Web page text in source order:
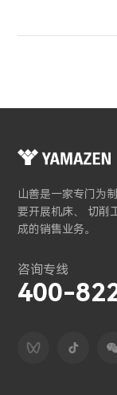
山善是一家专门为
要开展机床、 切削
成的销售业务。
咨询专线
400-